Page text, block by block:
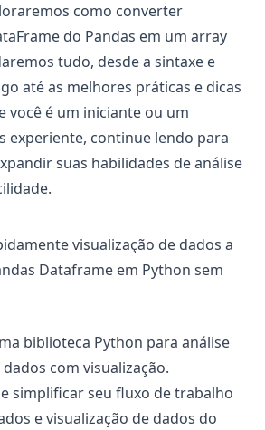
como converter
do Pandas em um array
tudo, desde a sintaxe e
até as melhores práticas e dicas
você é um iniciante ou um
experiente, continue lendo para
suas habilidades de análise
visualização de dados a
Dataframe em Python sem
biblioteca Python para análise
com visualização.
in a new tab)
simplificar seu fluxo de trabalho
e visualização de dados do